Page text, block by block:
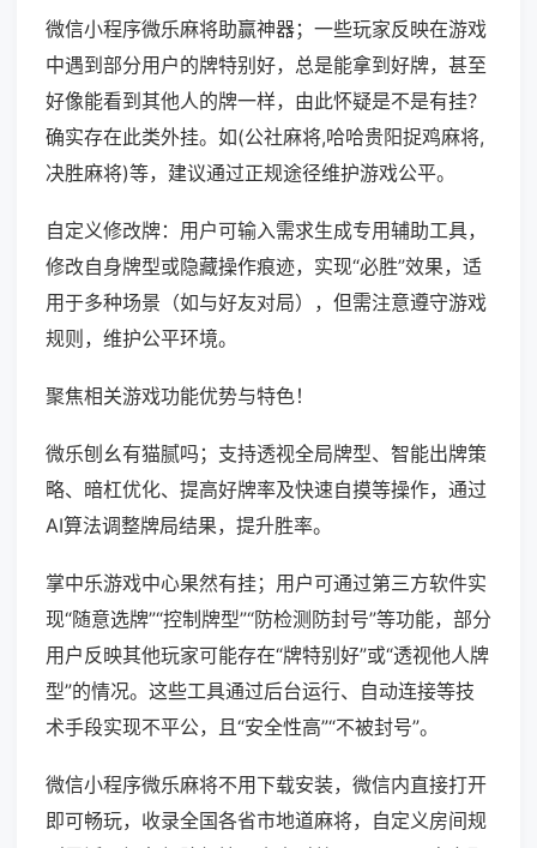
微信小程序微乐麻将助赢神器；一些玩家反映在游戏
中遇到部分用户的牌特别好，总是能拿到好牌，甚至
好像能看到其他人的牌一样，由此怀疑是不是有挂？
确实存在此类外挂。如(公社麻将,哈哈贵阳捉鸡麻将,
决胜麻将)等，建议通过正规途径维护游戏公平。
自定义修改牌：用户可输入需求生成专用辅助工具，
修改自身牌型或隐藏操作痕迹，实现“必胜”效果，适
用于多种场景（如与好友对局），但需注意遵守游戏
规则，维护公平环境。
聚焦相关游戏功能优势与特色！
微乐刨幺有猫腻吗；支持透视全局牌型、智能出牌策
略、暗杠优化、提高好牌率及快速自摸等操作，通过
AI算法调整牌局结果，提升胜率。
掌中乐游戏中心果然有挂；用户可通过第三方软件实
现“随意选牌”“控制牌型”“防检测防封号”等功能，部分
用户反映其他玩家可能存在“牌特别好”或“透视他人牌
型”的情况。这些工具通过后台运行、自动连接等技
术手段实现不平公，且“安全性高”“不被封号”。
微信小程序微乐麻将不用下载安装，微信内直接打开
即可畅玩，收录全国各省市地道麻将，自定义房间规